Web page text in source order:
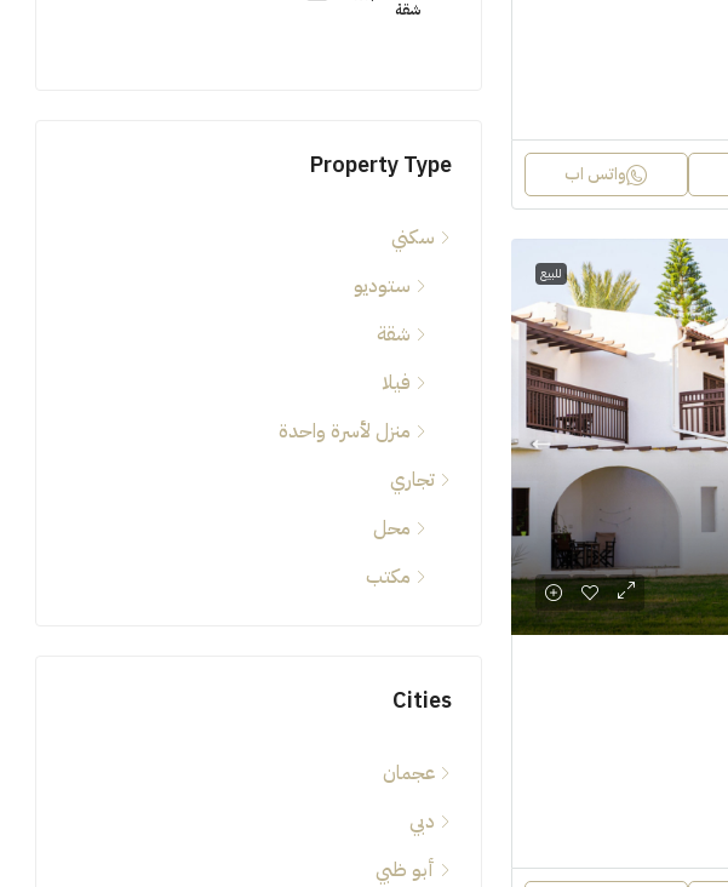
واتس اب
للبيع
شقة
Property Type
سكني
ستوديو
شقة
فيلا
منزل لأسرة واحدة
تجاري
محل
مكتب
Cities
عجمان
دبي
أبو ظبي